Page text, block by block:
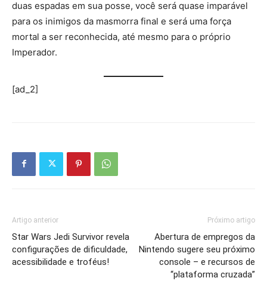
duas espadas em sua posse, você será quase imparável
para os inimigos da masmorra final e será uma força
mortal a ser reconhecida, até mesmo para o próprio
Imperador.
[ad_2]
Artigo anterior
Star Wars Jedi Survivor revela
configurações de dificuldade,
acessibilidade e troféus!
Próximo artigo
Abertura de empregos da
Nintendo sugere seu próximo
console – e recursos de
“plataforma cruzada”